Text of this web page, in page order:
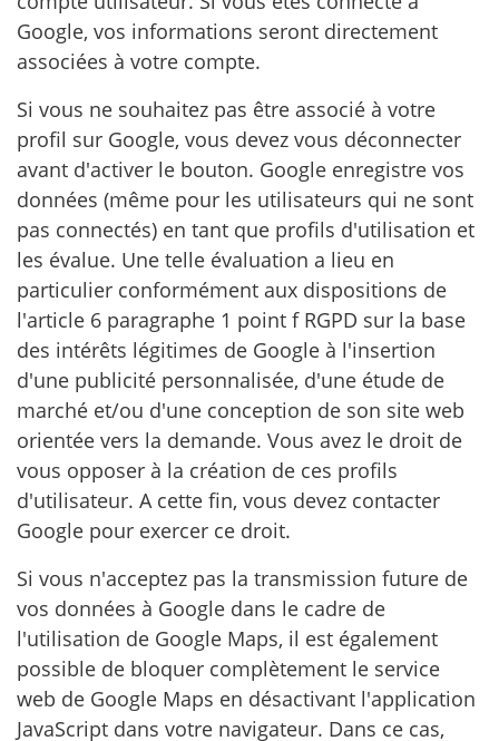
Google, vos informations seront directement
associées à votre compte.
Si vous ne souhaitez pas être associé à votre
profil sur Google, vous devez vous déconnecter
avant d'activer le bouton. Google enregistre vos
données (même pour les utilisateurs qui ne sont
pas connectés) en tant que profils d'utilisation et
les évalue. Une telle évaluation a lieu en
particulier conformément aux dispositions de
l'article 6 paragraphe 1 point f RGPD sur la base
des intérêts légitimes de Google à l'insertion
d'une publicité personnalisée, d'une étude de
marché et/ou d'une conception de son site web
orientée vers la demande. Vous avez le droit de
vous opposer à la création de ces profils
d'utilisateur. A cette fin, vous devez contacter
Google pour exercer ce droit.
Si vous n'acceptez pas la transmission future de
vos données à Google dans le cadre de
l'utilisation de Google Maps, il est également
possible de bloquer complètement le service
web de Google Maps en désactivant l'application
JavaScript dans votre navigateur. Dans ce cas,